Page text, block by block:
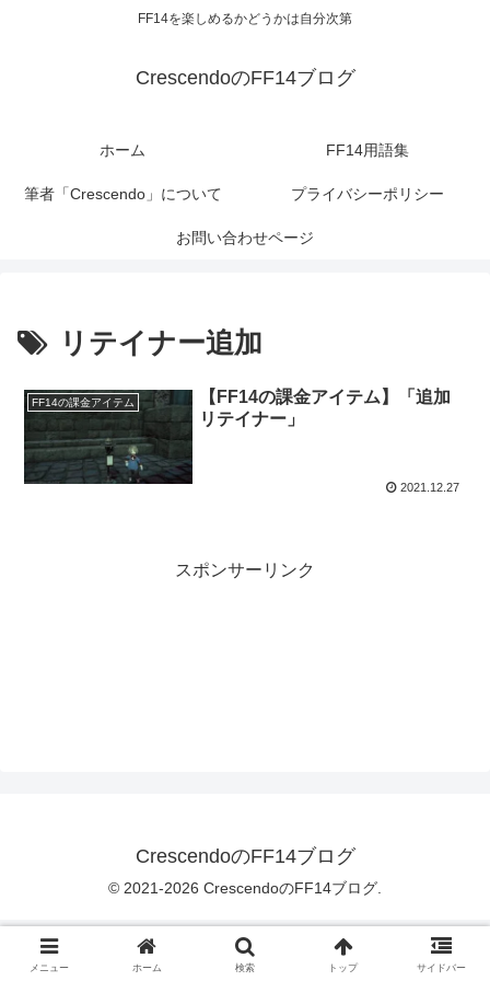
FF14を楽しめるかどうかは自分次第
CrescendoのFF14ブログ
ホーム FF14用語集
筆者「Crescendo」について プライバシーポリシー
お問い合わせページ
リテイナー追加
FF14の課金アイテム
【FF14の課金アイテム】「追加
リテイナー」
2021.12.27
スポンサーリンク
CrescendoのFF14ブログ
© 2021-2026 CrescendoのFF14ブログ.
メニュー ホーム 検索 トップ サイドバー